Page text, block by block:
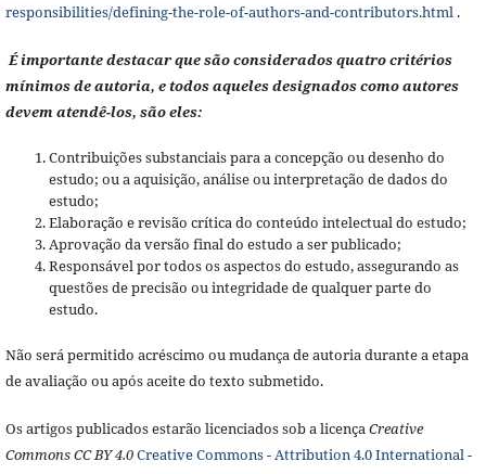
responsibilities/defining-the-role-of-authors-and-contributors.html.
É importante destacar que são considerados quatro critérios
mínimos de autoria, e todos aqueles designados como autores
devem atendê-los, são eles:
Contribuições substanciais para a concepção ou desenho do
estudo; ou a aquisição, análise ou interpretação de dados do
estudo;
Elaboração e revisão crítica do conteúdo intelectual do estudo;
Aprovação da versão final do estudo a ser publicado;
Responsável por todos os aspectos do estudo, assegurando as
questões de precisão ou integridade de qualquer parte do
estudo.
Não será permitido acréscimo ou mudança de autoria durante a etapa
de avaliação ou após aceite do texto submetido.
Os artigos publicados estarão licenciados sob a licençaCreative
Commons CC BY 4.0Creative Commons - Attribution 4.0 International -